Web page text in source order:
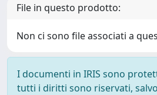
File in questo prodotto:
Non ci sono file associati a
I documenti in IRIS sono
tutti i diritti sono riservati,